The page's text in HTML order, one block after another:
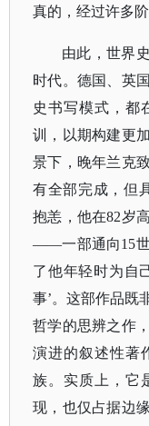
真的，经过许多
由此，世界
时代。德国、英
史书写模式，都
训，以期构建更
景下，晚年兰克
有全部完成，但
抱恙，他在82岁
——一部通向15世
了他年轻时为自
事’。这部作品既
哲学的思辨之作
演进的叙述性著
族。实质上，它
现，也仅占据边